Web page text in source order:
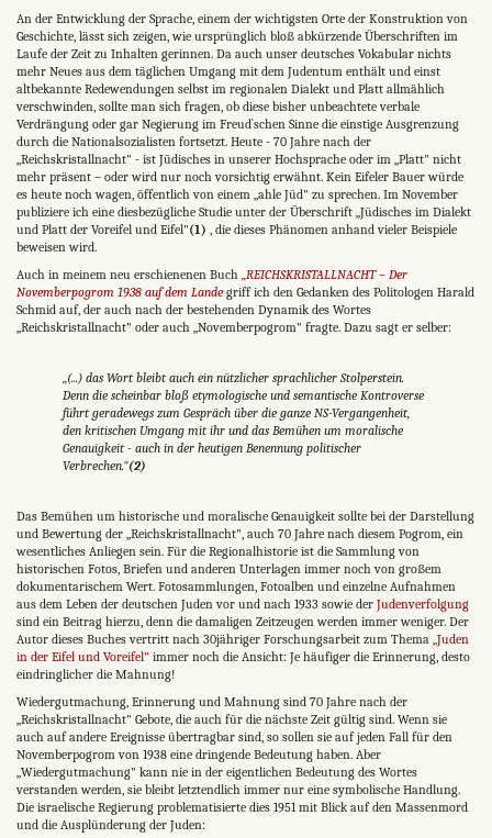
An der Entwicklung der Sprache, einem der wichtigsten Orte der Konstruktion von
Geschichte, lässt sich zeigen, wie ursprünglich bloß abkürzende Überschriften im
Laufe der Zeit zu Inhalten gerinnen. Da auch unser deutsches Vokabular nichts
mehr Neues aus dem täglichen Umgang mit dem Judentum enthält und einst
altbekannte Redewendungen selbst im regionalen Dialekt und Platt allmählich
verschwinden, sollte man sich fragen, ob diese bisher unbeachtete verbale
Verdrängung oder gar Negierung im Freud`schen Sinne die einstige Ausgrenzung
durch die Nationalsozialisten fortsetzt. Heute - 70 Jahre nach der
„Reichskristallnacht" - ist Jüdisches in unserer Hochsprache oder im „Platt" nicht
mehr präsent – oder wird nur noch vorsichtig erwähnt. Kein Eifeler Bauer würde
es heute noch wagen, öffentlich von einem „ahle Jüd" zu sprechen. Im November
publiziere ich eine diesbezügliche Studie unter der Überschrift „Jüdisches im Dialekt
und Platt der Voreifel und Eifel"(1)
, die dieses Phänomen anhand vieler Beispiele
beweisen wird.
Auch in meinem neu erschienenen Buch
„REICHSKRISTALLNACHT – Der
Novemberpogrom 1938 auf dem Lande griff ich den Gedanken des Politologen Harald
Schmid auf, der auch nach der bestehenden Dyna­mik des Wortes
„Reichskristallnacht" oder auch „Novemberpogrom" fragte. Dazu sagt er selber:
„(...) das Wort bleibt auch ein nützlicher sprachlicher Stolperstein.
Denn die scheinbar bloß etymologische und semantische Kontroverse
führt geradewegs zum Gespräch über die ganze NS-Vergangenheit,
den kritischen Umgang mit ihr und das Bemühen um moralische
Genauigkeit - auch in der heutigen Benennung politischer
Verbrechen."(2)
Das Bemühen um historische und moralische Genauigkeit sollte bei der Darstellung
und Bewertung der „Reichskristall­nacht", auch 70 Jahre nach diesem Pogrom, ein
wesentliches Anliegen sein. Für die Regionalhistorie ist die Sammlung von
historischen Fotos, Briefen und anderen Unterlagen immer noch von großem
dokumentarischem Wert. Fotosamm­lungen, Fotoalben und einzelne Aufnahmen
aus dem Leben der deutschen Juden vor und nach 1933 sowie der Judenverfolgung
sind ein Beitrag hierzu, denn die damaligen Zeitzeu­gen werden immer weniger. Der
Autor dieses Buches vertritt nach 30jähriger Forschungsarbeit zum Thema „Juden
in der Eifel und Voreifel" immer noch die Ansicht: Je häufiger die Erinnerung, desto
eindringlicher die Mahnung!
Wiedergutmachung, Erinnerung und Mahnung sind 70 Jahre nach der
„Reichskristallnacht" Gebote, die auch für die nächste Zeit gültig sind. Wenn sie
auch auf andere Ereignisse übertragbar sind, so sollen sie auf jeden Fall für den
Novem­berpogrom von 1938 eine dringende Bedeutung haben. Aber
„Wiedergutmachung" kann nie in der eigentlichen Bedeutung des Wortes
verstanden werden, sie bleibt letztendlich immer nur eine symbolische Handlung.
Die israelische Regierung problematisierte dies 1951 mit Blick auf den Massenmord
und die Ausplünderung der Juden: